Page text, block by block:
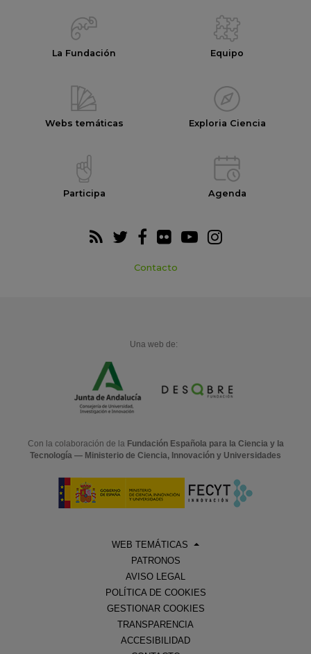
La Fundación Equipo
Webs temáticas Exploria Ciencia
Participa Agenda
Contacto
Una web de:
Con la colaboración de la Fundación Española para la Ciencia y la
Tecnología — Ministerio de Ciencia, Innovación y Universidades
WEB TEMÁTICAS
PATRONOS
AVISO LEGAL
POLÍTICA DE COOKIES
GESTIONAR COOKIES
TRANSPARENCIA
ACCESIBILIDAD